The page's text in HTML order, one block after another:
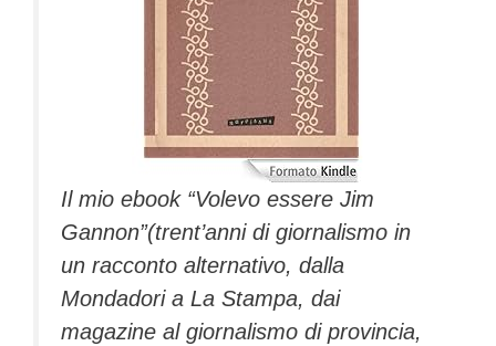
Il mio ebook “Volevo essere Jim
Gannon”(trent’anni di giornalismo in
un racconto alternativo, dalla
Mondadori a La Stampa, dai
magazine al giornalismo di provincia,